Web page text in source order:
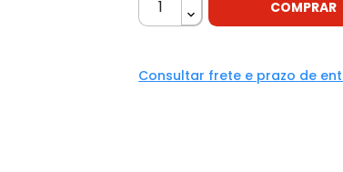
COMPRAR
Consultar frete e prazo de